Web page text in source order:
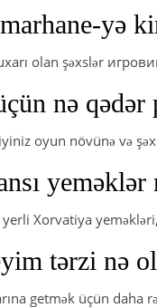
yə
olan şəxslər
nə qədər
oyun növünə və
yerli Xorvatiya
tərzi nə
getmək üçün daha